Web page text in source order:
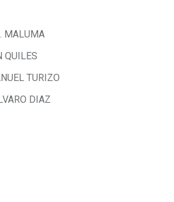
MALUMA
QUILES
TURIZO
DIAZ